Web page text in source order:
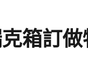
箱訂